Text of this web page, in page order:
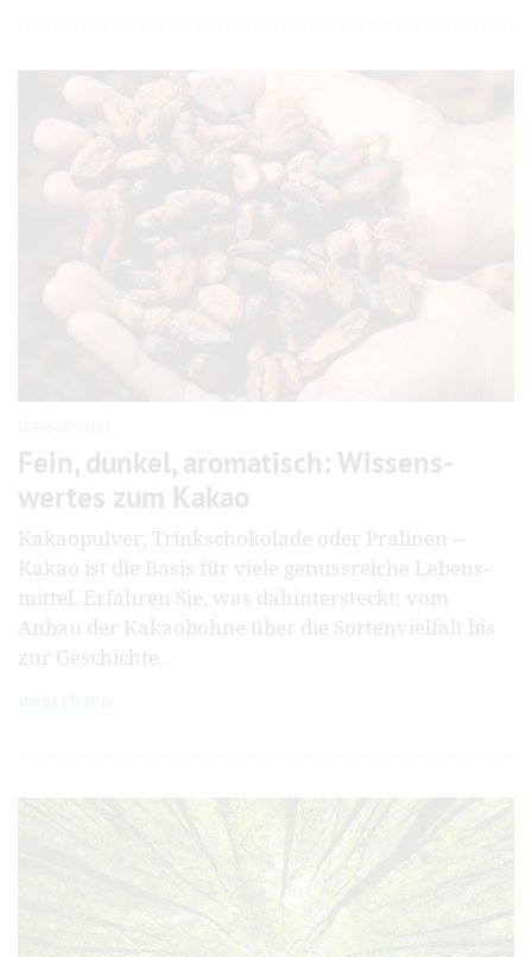
Fein, dunkel, aromatisch: Wissens­
wertes zum Kakao
Kakaopulver, Trinkschoko­lade oder Pralinen –
Kakao ist die Basis für viele genuss­reiche Lebens­
mittel. Erfahren Sie, was dahinter­steckt: vom
Anbau der Kakao­bohne über die Sorten­vielfalt bis
zur Geschichte.
weiterlesen